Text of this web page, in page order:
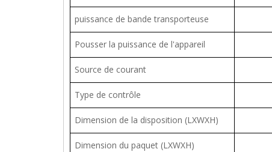
puissance de bande transporteuse
Pousser la puissance de l'appareil
Source de courant
Type de contrôle
Dimension de la disposition (LXWXH)
Dimension du paquet (LXWXH)